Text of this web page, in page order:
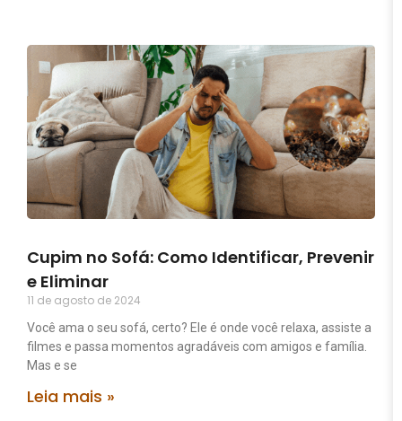
Cupim no Sofá: Como Identificar, Prevenir
e Eliminar
11 de agosto de 2024
Você ama o seu sofá, certo? Ele é onde você relaxa, assiste a
filmes e passa momentos agradáveis com amigos e família.
Mas e se
Leia mais »